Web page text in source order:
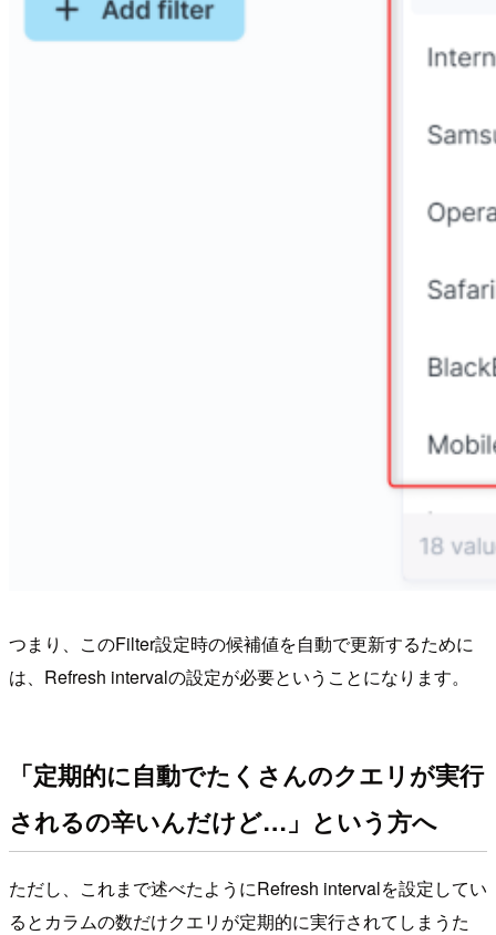
つまり、このFilter設定時の候補値を自動で更新するために
は、Refresh intervalの設定が必要ということになります。
「定期的に自動でたくさんのクエリが実行
されるの辛いんだけど…」という方へ
ただし、これまで述べたようにRefresh intervalを設定してい
るとカラムの数だけクエリが定期的に実行されてしまうた